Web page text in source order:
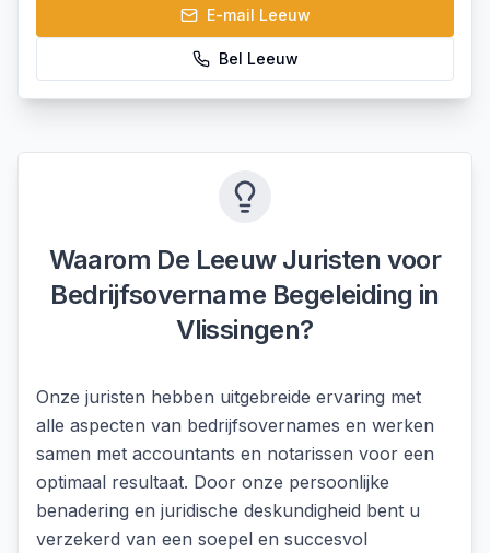
E-mail Leeuw
Bel Leeuw
Waarom De Leeuw Juristen voor
Bedrijfsovername Begeleiding in
Vlissingen?
Onze juristen hebben uitgebreide ervaring met
alle aspecten van bedrijfsovernames en werken
samen met accountants en notarissen voor een
optimaal resultaat. Door onze persoonlijke
benadering en juridische deskundigheid bent u
verzekerd van een soepel en succesvol